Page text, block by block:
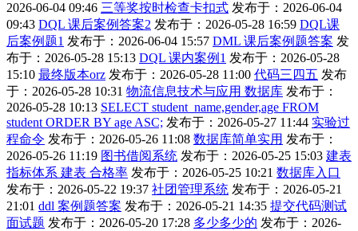
2026-06-04 09:46 三等奖按时检查卡扣式 发布于：2026-06-04
09:43 DQL 课后案例答案2 发布于：2026-05-28 16:59 DQL课
后案例题1 发布于：2026-06-04 15:57 DML 课后案例题答案 发
布于：2026-05-28 15:13 DQL 课内案例1 发布于：2026-05-28
15:10 最终版本orz 发布于：2026-05-28 11:00 代码三四五 发布
于：2026-05-28 10:31 物流信息技术与应用 数据库 发布于：
2026-05-28 10:13 SELECT student_name,gender,age FROM
student ORDER BY age ASC; 发布于：2026-05-27 11:44 实验过
程命令 发布于：2026-05-26 11:08 数据库简单实用 发布于：
2026-05-26 11:19 图书借阅系统 发布于：2026-05-25 15:03 建表
指标体系 建表 合格率 发布于：2026-05-25 10:21 数据库入口
发布于：2026-05-22 19:37 社团管理系统 发布于：2026-05-21
21:01 ddl 案例题答案 发布于：2026-05-21 14:35 提交代码测试
面试题 发布于：2026-05-20 17:28 多少多少的 发布于：2026-